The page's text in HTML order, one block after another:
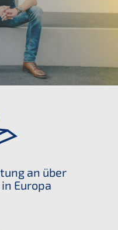
an über
Europa